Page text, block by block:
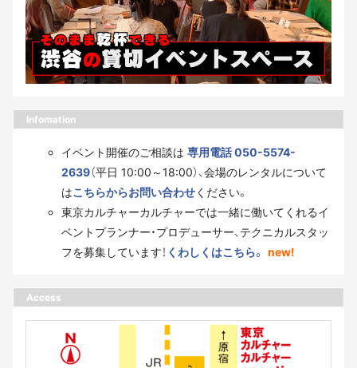
Infomation
イベント開催のご相談は 専用電話 050-5574-
2639（平日 10:00～18:00）、会場のレンタルについて
はこちらからお問い合わせください。
東京カルチャーカルチャーでは一緒に働いてくれるイ
ベントプランナー・プロデューサー、テクニカルスタッ
フを募集しています！ くわしくはこちら。 new!
Access